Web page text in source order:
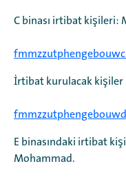
C binası irtibat kişileri:
İrtibat kurulacak kişiler
E binasındaki irtibat
Mohammad.